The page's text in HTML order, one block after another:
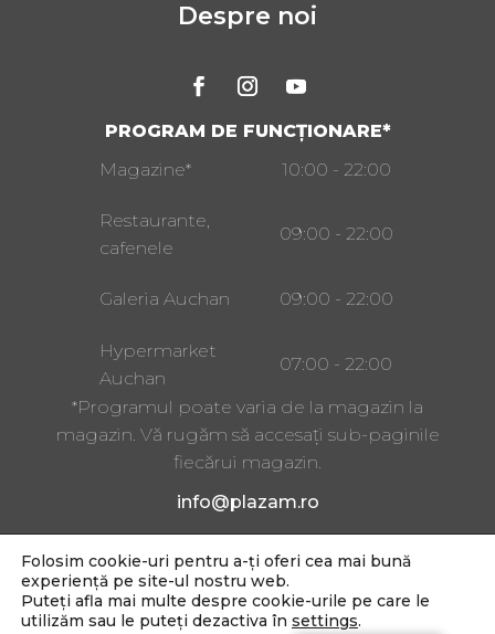
Despre noi
PROGRAM DE FUNCȚIONARE*
Magazine*
10:00 - 22:00
Restaurante,
cafenele
09:00 - 22:00
Galeria Auchan 09:00 - 22:00
Hypermarket
Auchan
07:00 - 22:00
*Programul poate varia de la magazin la
magazin. Vă rugăm să accesați sub-paginile
fiecărui magazin.
info@plazam.ro
Strada Gheorghe Doja 243,
Târgu Mureș 540228
Folosim cookie-uri pentru a-ți oferi cea mai bună
experiență pe site-ul nostru web.
Puteți afla mai multe despre cookie-urile pe care le
utilizăm sau le puteți dezactiva în settings.